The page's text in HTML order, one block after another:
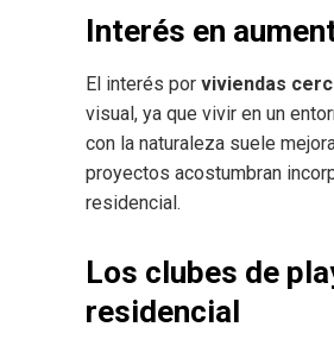
Interés en
El interés por viviendas
visual, ya que vivir en un
con la naturaleza suele
proyectos acostumbran
residencial.
Los clubes de
residencial